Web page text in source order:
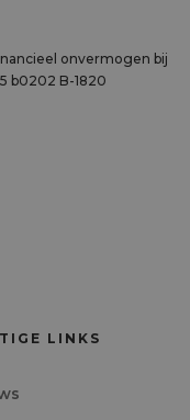
onvermogen bij
b0202 B-1820
LINKS